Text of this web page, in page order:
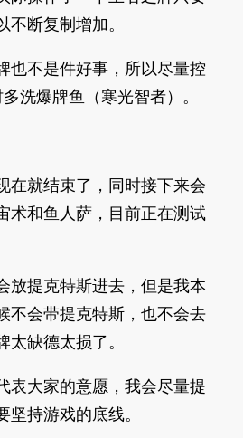
不断复制增加。
也不是件好事，所以尽量控
洗爆牌鱼（寒光智者）。
在就结束了，同时接下来会
术和鱼人萨，目前正在测试
放提克特斯进去，但是我本
不会带提克特斯，也不会去
太缺德太损了。
表大家的意愿，我会尽量提
坚持游戏的底线。